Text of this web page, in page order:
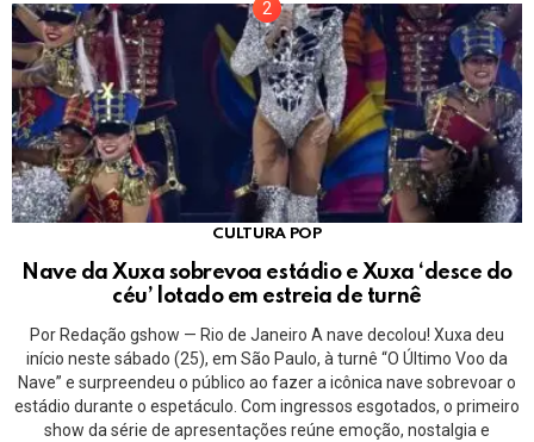
CULTURA POP
Nave da Xuxa sobrevoa estádio e Xuxa ‘desce do
céu’ lotado em estreia de turnê
Por Redação gshow — Rio de Janeiro A nave decolou! Xuxa deu
início neste sábado (25), em São Paulo, à turnê “O Último Voo da
Nave” e surpreendeu o público ao fazer a icônica nave sobrevoar o
estádio durante o espetáculo. Com ingressos esgotados, o primeiro
show da série de apresentações reúne emoção, nostalgia e